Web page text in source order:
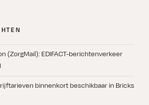
(ZorgMail): EDIFACT-berichtenverkeer
binnenkort beschikbaar in Bricks